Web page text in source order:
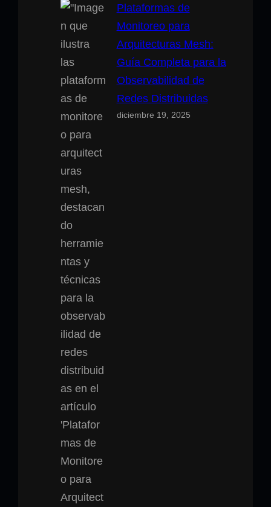
Plataformas de
Monitoreo para
Arquitecturas Mesh:
Guía Completa para la
Observabilidad de
Redes Distribuidas
diciembre 19, 2025